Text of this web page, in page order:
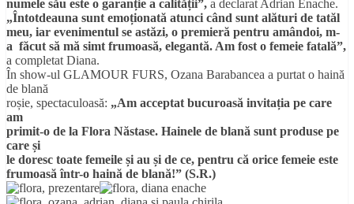
numele său este o garanție a calității”, a declarat Adrian Enache.
„Întotdeauna sunt emoționată atunci când sunt alături de tatăl
meu, iar evenimentul se astăzi, o premieră pentru amândoi, m-
a făcut să mă simt frumoasă, elegantă. Am fost o femeie fatală”,
a completat Diana.
În show-ul GLAMOUR FURS, Ozana Barabancea a purtat o haină
de blană
roșie, spectaculoasă: „Am acceptat bucuroasă invitația pe care
am
primit-o de la Flora Năstase. Hainele de blană sunt produse pe
care și
le doresc toate femeile și au și de ce, pentru că orice femeie este
frumoasă într-o haină de blană!” (S.R.)